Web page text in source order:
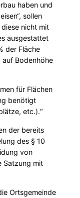
haben und
sollen
diese nicht mit
ausgestattet
der Fläche
Bodenhöhe
für Flächen
benötigt
etc.).“
der bereits
des § 10
von
Satzung mit
Ortsgemeinde